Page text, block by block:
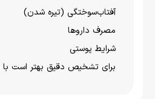
آفتاب‌سوختگی (تیره شدن)
مصرف داروها
شرایط پوستی
برای تشخیص دقیق بهتر است